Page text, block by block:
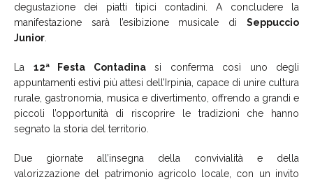
degustazione dei piatti tipici contadini. A concludere la
manifestazione sarà l’esibizione musicale di Seppuccio
Junior
La 12ª Festa Contadinasi conferma così uno degli
appuntamenti estivi più attesi dell’Irpinia, capace di unire cultura
rurale, gastronomia, musica e divertimento, offrendo a grandi e
piccoli l’opportunità di riscoprire le tradizioni che hanno
segnato la storia del territorio.
Due giornate all’insegna della convivialità e della
valorizzazione del patrimonio agricolo locale, con un invito